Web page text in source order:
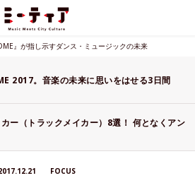
』が指し示すダンス・ミュージックの未来
2017。音楽の未来に思いをはせる3日間
ー（トラックメイカー）8選！ 何となくアン
FOCUS